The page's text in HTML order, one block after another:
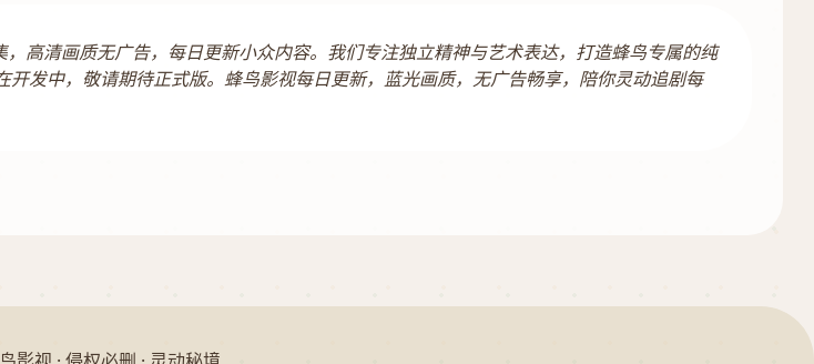
高清画质无广告，每日更新小众内容。我们专注独立精神与艺术表达，打造蜂鸟专属的纯
发中，敬请期待正式版。蜂鸟影视每日更新，蓝光画质，无广告畅享，陪你灵动追剧每